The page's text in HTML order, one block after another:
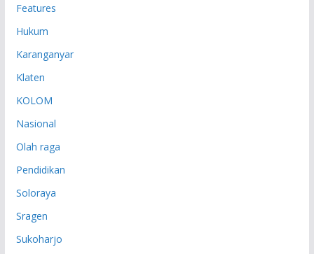
Features
Hukum
Karanganyar
Klaten
KOLOM
Nasional
Olah raga
Pendidikan
Soloraya
Sragen
Sukoharjo